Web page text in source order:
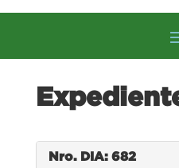
Nro. DIA: 682